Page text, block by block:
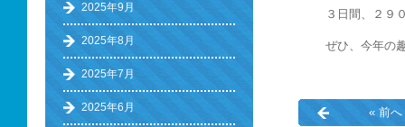
３日間、２９
ぜひ、今年の
« 前へ
2025年9月
2025年8月
2025年7月
2025年6月